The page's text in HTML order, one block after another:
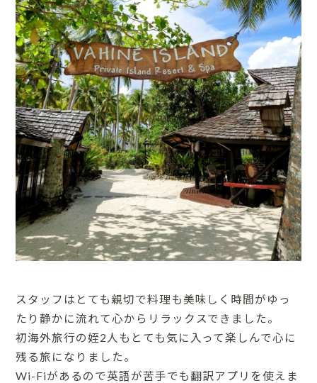
スタッフはとても親切で料理も美味しく時間がゆっ
たり静かに流れて心からリラックスできました。
初海外旅行の姪2人もとても気に入って楽しんで心に
残る旅になりました。
Wi-Fiがあるので英語が苦手でも翻訳アプリを使えま